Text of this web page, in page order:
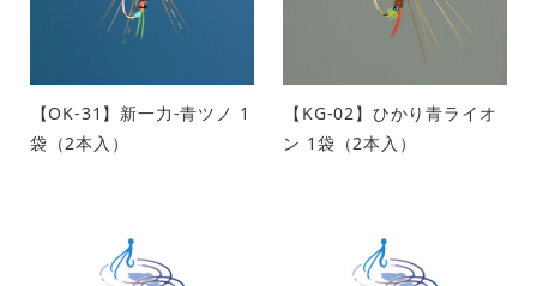
【OK-31】新一力-青ツノ 1
袋（2本入）
【KG-02】ひかり青ライオ
ン 1袋（2本入）